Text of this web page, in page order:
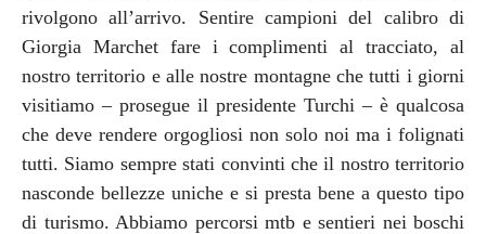
rivolgono all’arrivo. Sentire campioni del calibro di
Giorgia Marchet fare i complimenti al tracciato, al
nostro territorio e alle nostre montagne che tutti i giorni
visitiamo – prosegue il presidente Turchi – è qualcosa
che deve rendere orgogliosi non solo noi ma i folignati
tutti. Siamo sempre stati convinti che il nostro territorio
nasconde bellezze uniche e si presta bene a questo tipo
di turismo. Abbiamo percorsi mtb e sentieri nei boschi